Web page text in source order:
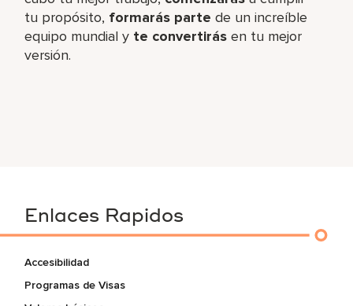
tu propósito, formarás parte de un increíble​
equipo mundial y te convertirás en tu mejor
versión.
Enlaces Rapidos
Accesibilidad
Programas de Visas